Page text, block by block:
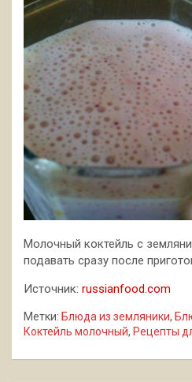
Молочный коктейль с
подавать сразу после
Источник: russianfood.com
Метки: Блюда из земляники,
Коктейль молочный, Рецепты